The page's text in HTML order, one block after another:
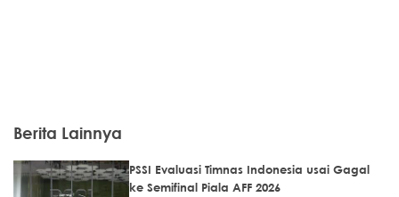
Berita Lainnya
PSSI Evaluasi Timnas Indonesia usai Gagal
ke Semifinal Piala AFF 2026